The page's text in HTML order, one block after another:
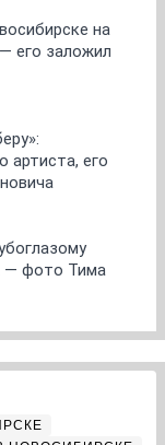
на
его заложил
артиста, его
— фото Тима